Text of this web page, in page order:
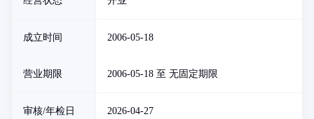
成立时间 2006-05-18
营业期限 2006-05-18 至 无固定期限
审核/年检日
2026-04-27